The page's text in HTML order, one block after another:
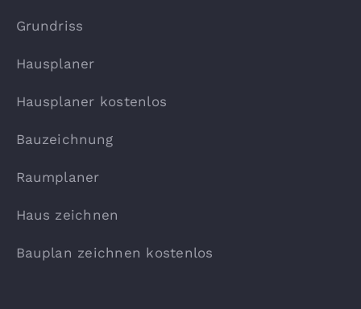
Grundriss
Hausplaner
Hausplaner kostenlos
Bauzeichnung
Raumplaner
Haus zeichnen
Bauplan zeichnen kostenlos